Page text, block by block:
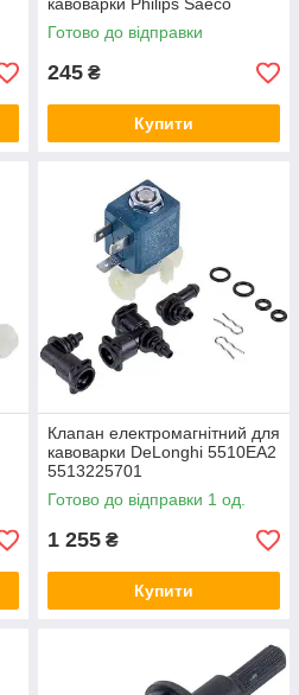
9161.064.150
Готово до відправки
245 ₴
Купити
Клапан електромагнітний для
кавоварки DeLonghi 5510EA2
5513225701
Готово до відправки 1 од.
1 255 ₴
Купити